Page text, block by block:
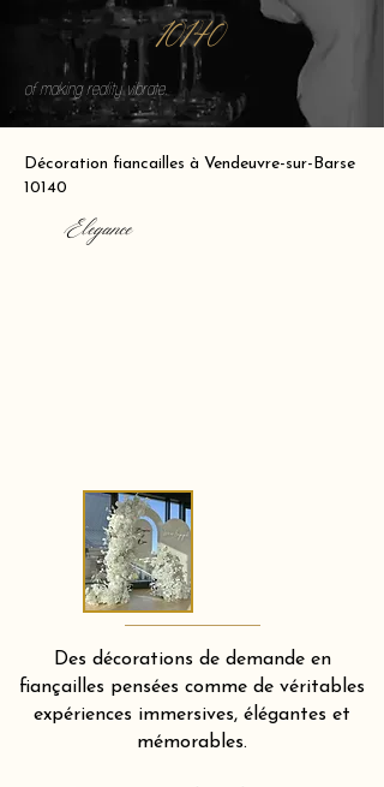
10140
of making reality vibrate.
Décoration fiancailles à Vendeuvre-sur-Barse
10140
Elegance
Des décorations de demande en
fiançailles pensées comme de véritables
expériences immersives, élégantes et
mémorables.